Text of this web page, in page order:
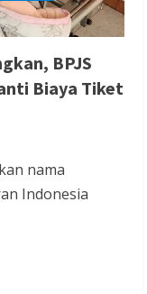
BPJS
Biaya Tiket
nama
Indonesia